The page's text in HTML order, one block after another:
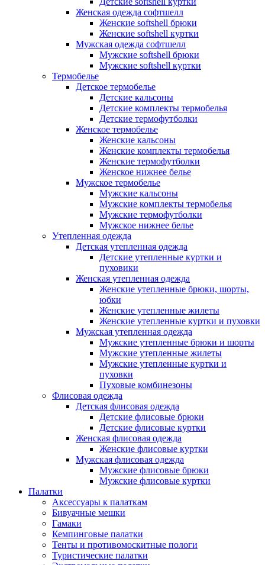
Женская одежда софтшелл
Женские softshell брюки
Женские softshell куртки
Мужская одежда софтшелл
Мужские softshell брюки
Мужские softshell куртки
Термобелье
Детское термобелье
Детские кальсоны
Детские комплекты термобелья
Детские термофутболки
Женское термобелье
Женские кальсоны
Женские комплекты термобелья
Женские термофутболки
Женское нижнее белье
Мужское термобелье
Мужские кальсоны
Мужские комплекты термобелья
Мужские термофутболки
Мужское нижнее белье
Утепленная одежда
Детская утепленная одежда
Детские утепленные куртки и
пуховики
Женская утепленная одежда
Женские утепленные брюки, шорты,
юбки
Женские утепленные жилеты
Женские утепленные куртки и пуховки
Мужская утепленная одежда
Мужские утепленные брюки и шорты
Мужские утепленные жилеты
Мужские утепленные куртки и
пуховки
Пуховые комбинезоны
Флисовая одежда
Детская флисовая одежда
Детские флисовые брюки
Детские флисовые куртки
Женская флисовая одежда
Женские флисовые куртки
Мужская флисовая одежда
Мужские флисовые брюки
Мужские флисовые куртки
Палатки
Аксессуары к палаткам
Бивуачные мешки
Гамаки
Кемпинговые палатки
Тенты и противомоскитные пологи
Туристические палатки